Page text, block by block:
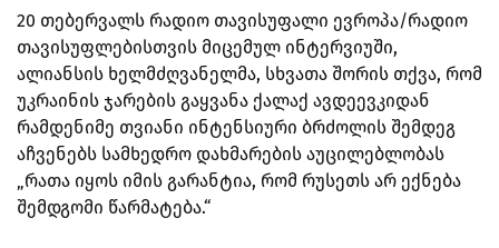
20 თებერვალს რადიო თავისუფალი ევროპა/რადიო
თავისუფლებისთვის მიცემულ ინტერვიუში,
ალიანსის ხელმძღვანელმა, სხვათა შორის თქვა, რომ
უკრაინის ჯარების გაყვანა ქალაქ ავდეევკიდან
რამდენიმე თვიანი ინტენსიური ბრძოლის შემდეგ
აჩვენებს სამხედრო დახმარების აუცილებლობას
„რათა იყოს იმის გარანტია, რომ რუსეთს არ ექნება
შემდგომი წარმატება.“